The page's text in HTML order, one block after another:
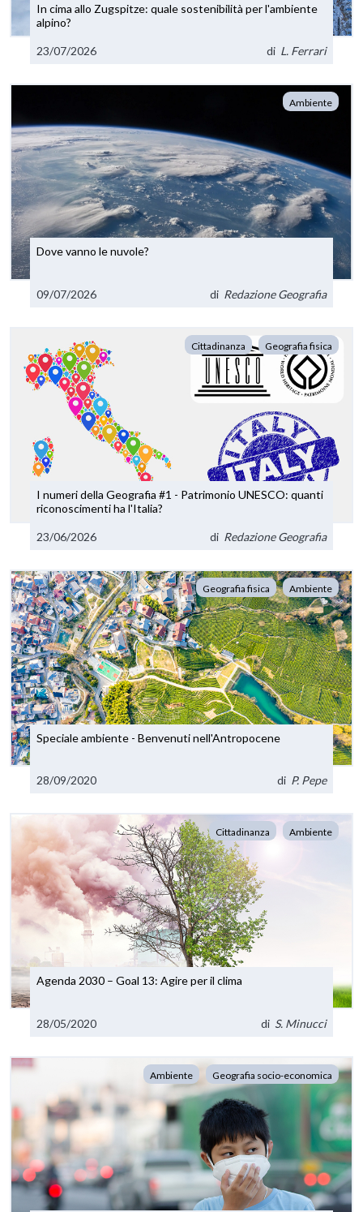
In cima allo Zugspitze: quale sostenibilità per l'ambiente
alpino?
23/07/2026 di L. Ferrari
Ambiente
Dove vanno le nuvole?
09/07/2026 di Redazione Geografia
Cittadinanza Geografia fisica
I numeri della Geografia #1 - Patrimonio UNESCO: quanti
riconoscimenti ha l'Italia?
23/06/2026 di Redazione Geografia
Geografia fisica Ambiente
Speciale ambiente - Benvenuti nell'Antropocene
28/09/2020 di P. Pepe
Cittadinanza Ambiente
Agenda 2030 – Goal 13: Agire per il clima
28/05/2020 di S. Minucci
Ambiente Geografia socio-economica